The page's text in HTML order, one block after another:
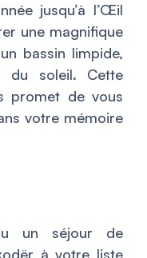
jusqu’à l’Œil
une magnifique
bassin limpide,
du soleil. Cette
promet de vous
votre mémoire
un séjour de
à votre liste